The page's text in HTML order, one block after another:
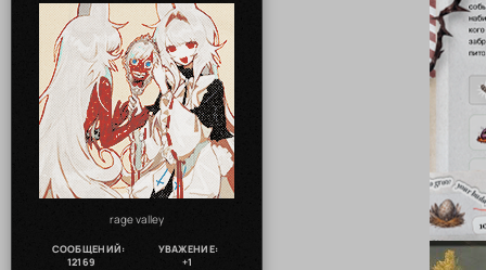
rage valley
СООБЩЕНИЙ:
12169
УВАЖЕНИЕ:
+1